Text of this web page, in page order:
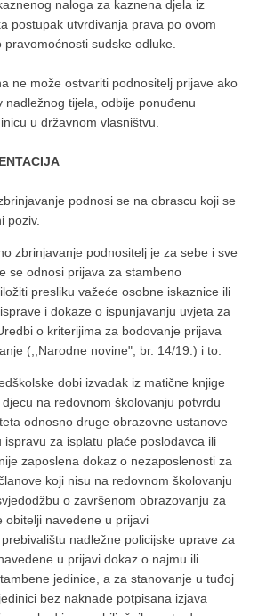
naloga za kaznena djela iz
postupak utvrđivanja prava po ovom
sudske odluke.
ne može ostvariti podnositelj prijave ako
nadležnog tijela, odbije ponuđenu
u državnom vlasništvu.
podnosi se na obrascu koji se
poziv.
zbrinjavanje podnositelj je za sebe i sve
se odnosi prijava za stambeno
presliku važeće osobne iskaznice ili
i dokaze o ispunjavanju uvjeta za
o kriterijima za bodovanje prijava
(,,Narodne novine", br. 14/19.) i to:
dobi izvadak iz matične knjige
na redovnom školovanju potvrdu
odnosno druge obrazovne ustanove
ispravu za isplatu plaće poslodavca ili
zaposlena dokaz o nezaposlenosti za
koji nisu na redovnom školovanju
o završenom obrazovanju za
obitelji navedene u prijavi
nadležne policijske uprave za
u prijavi dokaz o najmu ili
jedinice, a za stanovanje u tuđoj
bez naknade potpisana izjava